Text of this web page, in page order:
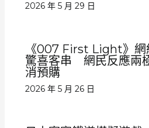
2026 年 5 月 29 日
《007 First Light》
驚喜客串 網民反應兩
消預購
2026 年 5 月 26 日